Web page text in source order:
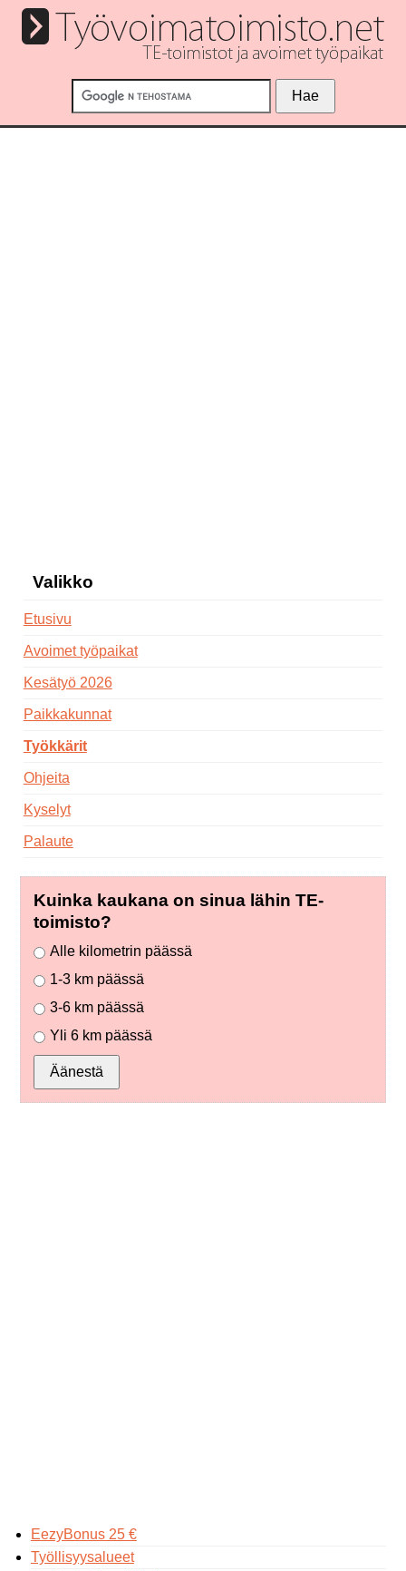
Valikko
Etusivu
Avoimet työpaikat
Kesätyö 2026
Paikkakunnat
Työkkärit
Ohjeita
Kyselyt
Palaute
Kuinka kaukana on sinua lähin TE-
toimisto?
Alle kilometrin päässä
1-3 km päässä
3-6 km päässä
Yli 6 km päässä
Äänestä
EezyBonus 25 €
Työllisyysalueet